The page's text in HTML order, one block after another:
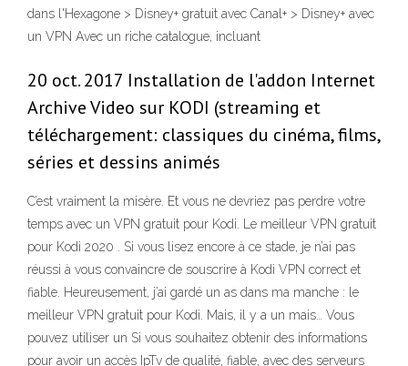
dans l'Hexagone > Disney+ gratuit avec Canal+ > Disney+ avec
un VPN Avec un riche catalogue, incluant
20 oct. 2017 Installation de l'addon Internet
Archive Video sur KODI (streaming et
téléchargement: classiques du cinéma, films,
séries et dessins animés
C’est vraiment la misère. Et vous ne devriez pas perdre votre
temps avec un VPN gratuit pour Kodi. Le meilleur VPN gratuit
pour Kodi 2020 . Si vous lisez encore à ce stade, je n’ai pas
réussi à vous convaincre de souscrire à Kodi VPN correct et
fiable. Heureusement, j’ai gardé un as dans ma manche : le
meilleur VPN gratuit pour Kodi. Mais, il y a un mais… Vous
pouvez utiliser un Si vous souhaitez obtenir des informations
pour avoir un accès IpTv de qualité, fiable, avec des serveurs